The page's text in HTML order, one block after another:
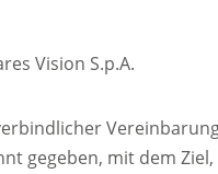
Vision S.p.A.
gegeben, mit dem